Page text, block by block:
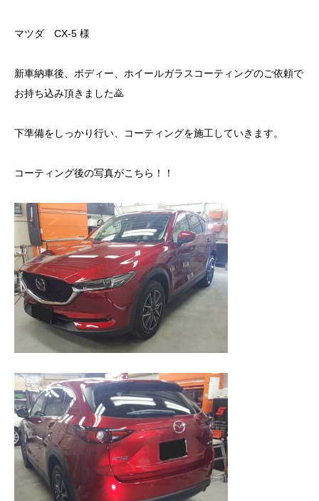
マツダ CX-5 様
新車納車後、ボディー、ホイールガラスコーティングのご依頼で
お持ち込み頂きました🙇
下準備をしっかり行い、コーティングを施工していきます。
コーティング後の写真がこちら！！